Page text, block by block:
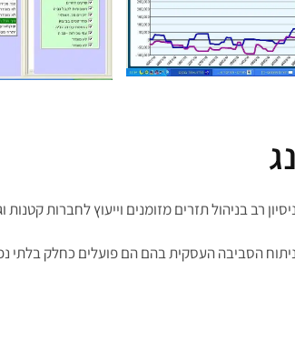
רב בניהול תזרים מזומנים וייעוץ לחברות קטנות
הסביבה העסקית בהם הם פועלים כחלק בלתי